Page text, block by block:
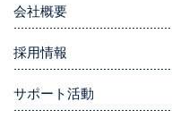
会社概要
採用情報
サポート活動